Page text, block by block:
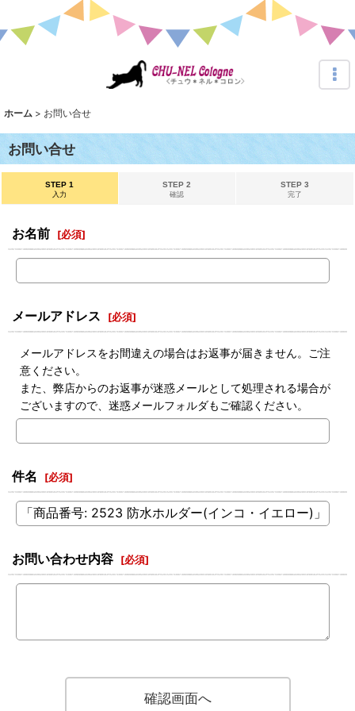
ホーム > お問い合せ
お問い合せ
STEP 1
入力
STEP 2
確認
STEP 3
完了
お名前 [必須]
メールアドレス [必須]
メールアドレスをお間違えの場合はお返事が届きません。ご注
意ください。
また、弊店からのお返事が迷惑メールとして処理される場合が
ございますので、迷惑メールフォルダもご確認ください。
件名 [必須]
お問い合わせ内容 [必須]
確認画面へ